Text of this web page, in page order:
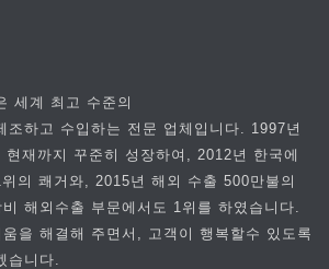
세계 최고 수준의
조하고 수입하는 전문 업체입니다. 1997년
현재까지 꾸준히 성장하여, 2012년 한국에
의 쾌거와, 2015년 해외 수출 500만불의
해외수출 부문에서도 1위를 하였습니다.
을 해결해 주면서, 고객이 행복할수 있도록
습니다.